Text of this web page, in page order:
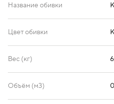
Название обивки
Цвет обивки
Вес (кг)
Объём (м3)